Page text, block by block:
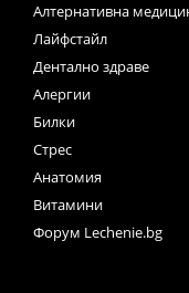
Алтернативна
Лайфстайл
Дентално здраве
Алергии
Билки
Стрес
Анатомия
Витамини
Форум Lechenie.bg